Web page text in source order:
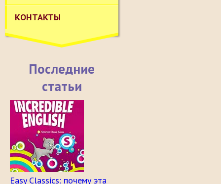
КОНТАКТЫ
Последние
статьи
Easy Classics: почему эта